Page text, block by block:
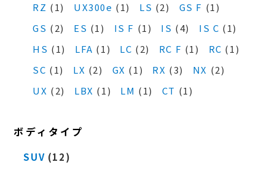
RZ (1) UX300e (1) LS (2) GS F (1)
GS (2) ES (1) IS F (1) IS (4) IS C (1)
HS (1) LFA (1) LC (2) RC F (1) RC (1)
SC (1) LX (2) GX (1) RX (3) NX (2)
UX (2) LBX (1) LM (1) CT (1)
ボディタイプ
SUV (12)